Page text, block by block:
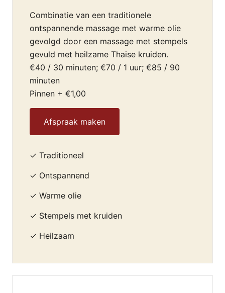
Combinatie van een traditionele
ontspannende massage met warme olie
gevolgd door een massage met stempels
gevuld met heilzame Thaise kruiden.
€40 / 30 minuten; €70 / 1 uur; €85 / 90
minuten
Pinnen + €1,00
Afspraak maken
✓ Traditioneel
✓ Ontspannend
✓ Warme olie
✓ Stempels met kruiden
✓ Heilzaam